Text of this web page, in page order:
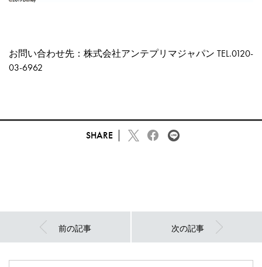
お問い合わせ先：株式会社アンテプリマジャパン TEL.0120-
03-6962
SHARE
前の記事 次の記事